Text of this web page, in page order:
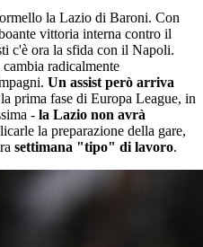
la Lazio di Baroni. Con
vittoria interna contro il
c'è ora la sfida con il Napoli.
radicalmente
Un assist però arriva
prima fase di Europa League, in
- la Lazio non avrà
la preparazione della gare,
settimana "tipo" di lavoro.